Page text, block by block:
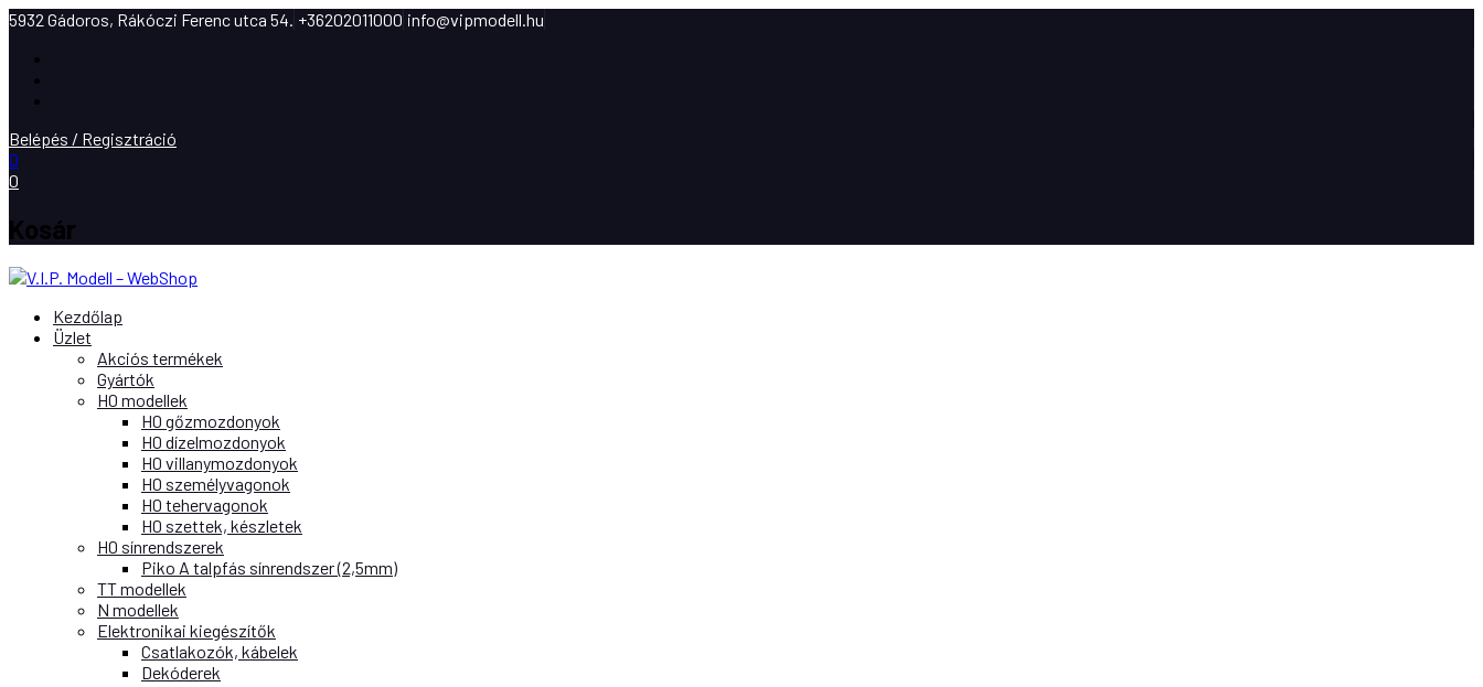
5932 Gádoros, Rákóczi Ferenc utca 54. +36202011000 info@vipmodell.hu
Belépés / Regisztráció
0
0
Kosár
Kezdőlap
Üzlet
Akciós termékek
Gyártók
H0 modellek
H0 gőzmozdonyok
H0 dízelmozdonyok
H0 villanymozdonyok
H0 személyvagonok
H0 tehervagonok
H0 szettek, készletek
H0 sínrendszerek
Piko A talpfás sínrendszer (2,5mm)
TT modellek
N modellek
Elektronikai kiegészítők
Csatlakozók, kábelek
Dekóderek